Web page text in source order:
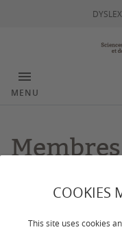
COOKIES
This site uses cookies
MENU
Dernière mise à jour : le 18/
ÉQUIPE